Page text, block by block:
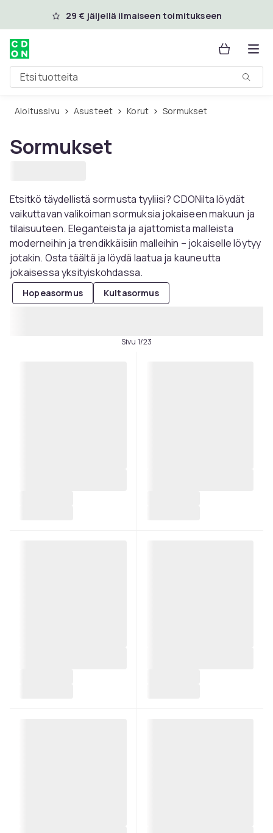
Ohita ja siirry pääsisältöön
29 € jäljellä ilmaiseen toimitukseen
Etsi tuotteita
Aloitussivu Asusteet Korut Sormukset
Sormukset
Etsitkö täydellistä sormusta tyyliisi? CDONilta löydät
vaikuttavan valikoiman sormuksia jokaiseen makuun ja
tilaisuuteen. Eleganteista ja ajattomista malleista
moderneihin ja trendikkäisiin malleihin – jokaiselle löytyy
jotakin. Osta täältä ja löydä laatua ja kauneutta
jokaisessa yksityiskohdassa.
Hopeasormus Kultasormus
Sivu 1/23